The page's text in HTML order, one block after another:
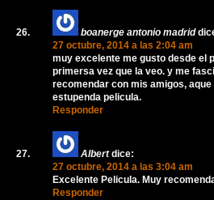
boanerge antonio madrid
27 octubre, 2014 a las 2:04 am
muy excelente me gusto desde el
primersa vez que la veo. y me
recomendar con mis amigos,
estupenda pelicula.
Responder
Albert dice:
27 octubre, 2014 a las 3:04 am
Excelente Pelicula. Muy
Responder